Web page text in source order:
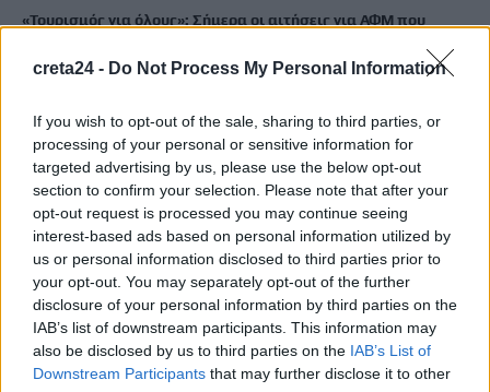
creta24 - Do Not Process My Personal Information
If you wish to opt-out of the sale, sharing to third parties, or
processing of your personal or sensitive information for
targeted advertising by us, please use the below opt-out
section to confirm your selection. Please note that after your
opt-out request is processed you may continue seeing
interest-based ads based on personal information utilized by
us or personal information disclosed to third parties prior to
your opt-out. You may separately opt-out of the further
disclosure of your personal information by third parties on the
IAB’s list of downstream participants. This information may
also be disclosed by us to third parties on the IAB’s List of
Downstream Participants that may further disclose it to other
«Τουρισμός για όλους»: Σήμερα οι αιτήσεις για ΑΦΜ που
9 Αυγούστου, 2026
Κοντογεώργης: Προεκλογική αλλά όχι παροχολογική η ΔΕΘ –
Επιστρέφουμε αναλογικά και δίκαια το μέρισμα ανάπτυξης
9 Αυγούστου, 2026
Ρέθυμνο: Εθελοντές πρόλαβαν δύο φωτιές μέσα σε λίγη ώρα
9 Αυγούστου, 2026
Τρόμος σε πτήση: Επιβάτης προσπάθησε να ανοίξει την
έξοδο κινδύνου στα 30.000 πόδια
9 Αυγούστου, 2026